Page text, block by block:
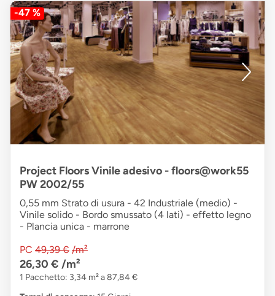
-47 %
Project Floors Vinile adesivo - floors@work55
PW 2002/55
0,55 mm Strato di usura - 42 Industriale (medio) -
Vinile solido - Bordo smussato (4 lati) - effetto legno
- Plancia unica - marrone
PC 49,39 € /m²
26,30 € /m²
1 Pacchetto: 3,34 m² a 87,84 €